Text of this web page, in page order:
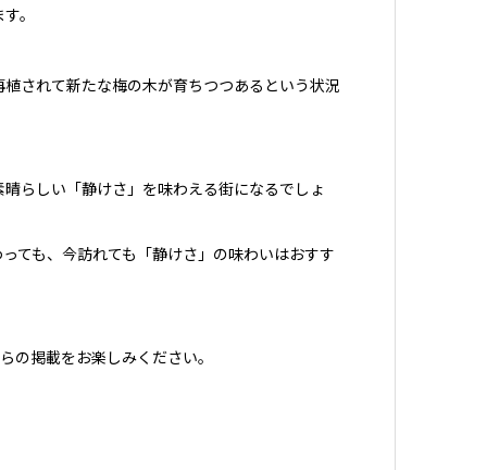
。
されて新たな梅の木が育ちつつあるという状況
らしい「静けさ」を味わえる街になるでしょ
ても、今訪れても「静けさ」の味わいはおすす
掲載をお楽しみください。